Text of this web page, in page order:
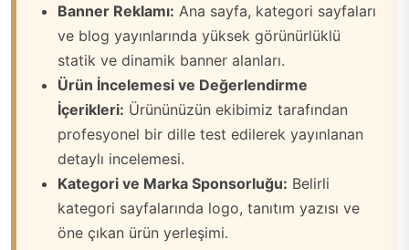
Banner Reklamı: Ana sayfa, kategori sayfaları
ve blog yayınlarında yüksek görünürlüklü
statik ve dinamik banner alanları.
Ürün İncelemesi ve Değerlendirme
İçerikleri: Ürününüzün ekibimiz tarafından
profesyonel bir dille test edilerek yayınlanan
detaylı incelemesi.
Kategori ve Marka Sponsorluğu: Belirli
kategori sayfalarında logo, tanıtım yazısı ve
öne çıkan ürün yerleşimi.